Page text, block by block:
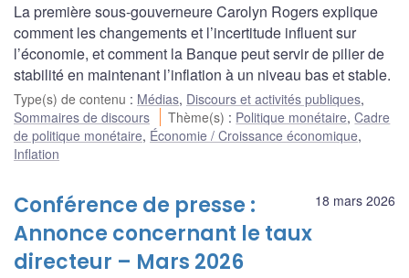
La première sous-gouverneure Carolyn Rogers explique
comment les changements et l’incertitude influent sur
l’économie, et comment la Banque peut servir de pilier de
stabilité en maintenant l’inflation à un niveau bas et stable.
Type(s) de contenu : Médias, Discours et activités publiques,
Sommaires de discours
Thème(s) : Politique monétaire,Cadre
de politique monétaire, Économie / Croissance économique,
Inflation
18 mars 2026
Conférence de presse :
Annonce concernant le taux
directeur – Mars 2026